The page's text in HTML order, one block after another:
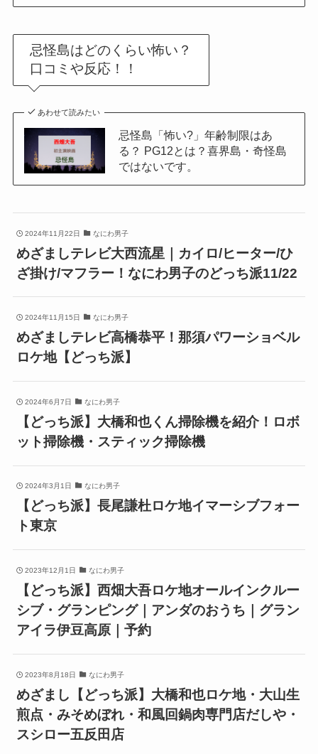
忌怪島はどのくらい怖い？
口コミや反応！！
あわせて読みたい
忌怪島「怖い?」年齢制限はあ
る？ PG12とは？喜界島・奇怪島
ではないです。
2024年11月22日 なにわ男子
めざましテレビ大西流星｜カイロ/ヒーター/ひ
ざ掛け/マフラー！なにわ男子のどっち派11/22
2024年11月15日 なにわ男子
めざましテレビ高橋恭平！那須パワーショベル
ロケ地【どっち派】
2024年6月7日 なにわ男子
【どっち派】大橋和也くん掃除機を紹介！ロボ
ット掃除機・スティック掃除機
2024年3月1日 なにわ男子
【どっち派】長尾謙杜ロケ地イマーシブフォー
ト東京
2023年12月1日 なにわ男子
【どっち派】西畑大吾ロケ地オールインクルー
シブ・グランピング｜アンダのおうち｜グラン
アイラ伊豆高原｜予約
2023年8月18日 なにわ男子
めざまし【どっち派】大橋和也ロケ地・大山生
煎点・みそめぼれ・和風回鍋肉専門店だしや・
スシロー五反田店